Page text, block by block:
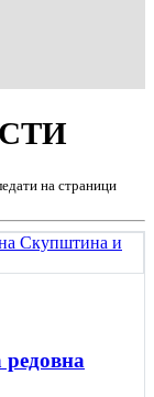
на страници
редовна